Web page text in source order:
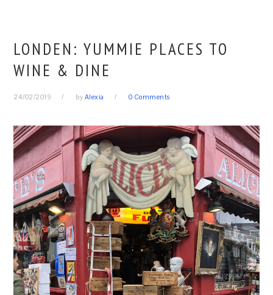
LONDEN: YUMMIE PLACES TO
WINE & DINE
24/02/2019 by Alexia 0 Comments